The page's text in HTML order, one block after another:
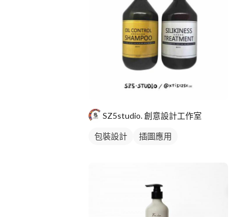
SZ5studio. 創意設計工作室
包裝設計 插圖應用